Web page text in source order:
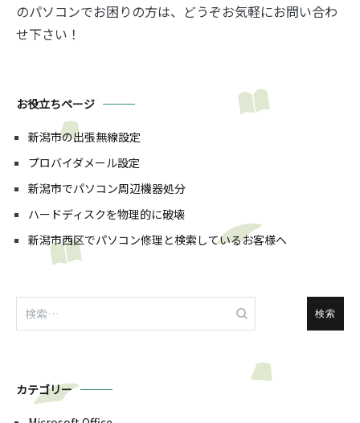
のパソコンでお困りの方は、どうぞお気軽にお問い合わ
せ下さい！
お役立ちページ
新潟市の出張無線設定
プロバイダメール設定
新潟市でパソコン周辺機器処分
ハードディスクを物理的に破壊
新潟市西区でパソコン修理と検索しているお客様へ
検
索:
カテゴリー